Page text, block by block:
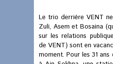
Le trio derrière VENT
Zuli, Asem et Bosaina
sur les relations
de VENT) sont en
moment. Pour les 31